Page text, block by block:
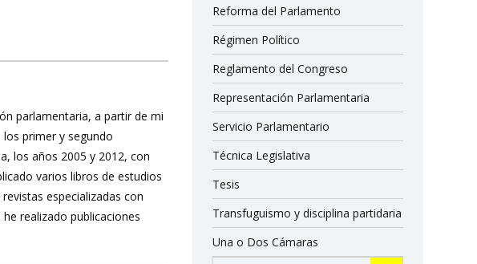
parlamentaria, a partir de mi
primer y segundo
los años 2005 y 2012, con
varios libros de estudios
especializadas con
realizado publicaciones
Reforma del Parlamento
Régimen Político
Reglamento del Congreso
Representación Parlamentaria
Servicio Parlamentario
Técnica Legislativa
Tesis
Transfuguismo y disciplina partidaria
Una o Dos Cámaras